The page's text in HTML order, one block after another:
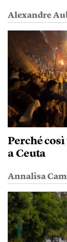
Alexandre
Perché
a Ceuta
Annalisa